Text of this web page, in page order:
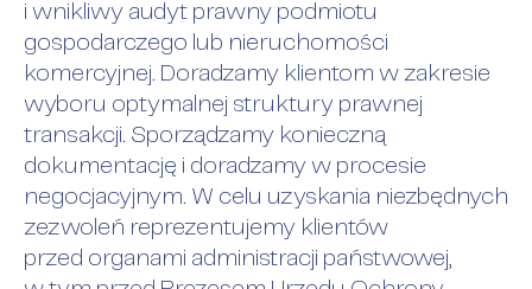
i wnikliwy audyt prawny podmiotu
gospodarczego lub nieruchomości
komercyjnej. Doradzamy klientom w zakresie
wyboru optymalnej struktury prawnej
transakcji. Sporządzamy konieczną
dokumentację i doradzamy w procesie
negocjacyjnym. W celu uzyskania niezbędnych
zezwoleń reprezentujemy klientów
przed organami administracji państwowej,